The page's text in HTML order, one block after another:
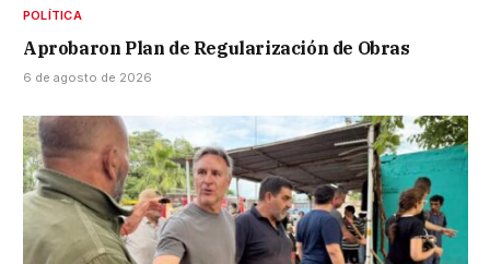
POLÍTICA
Aprobaron Plan de Regularización de Obras
6 de agosto de 2026